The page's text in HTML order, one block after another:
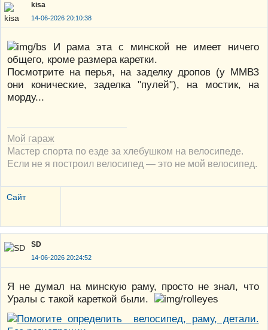
kisa
14-06-2026 20:10:38
И рама эта с минской не имеет ничего
общего, кроме размера каретки.
Посмотрите на перья, на заделку дропов (у ММВЗ
они конические, заделка "пулей"), на мостик, на
морду...
Мой гараж
Мастер спорта по езде за хлебушком на велосипеде.
Если не я построил велосипед — это не мой велосипед.
Сайт
SD
14-06-2026 20:24:52
Я не думал на минскую раму, просто не знал, что
Уралы с такой кареткой были.